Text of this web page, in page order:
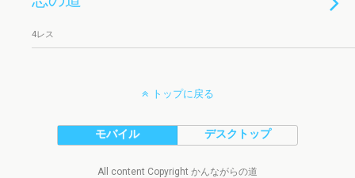
4レス
トップに戻る
モバイル デスクトップ
All content Copyright かんながらの道